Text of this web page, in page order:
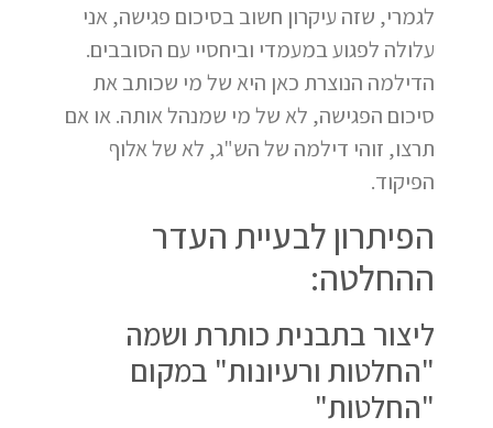
לגמרי, שזה עיקרון חשוב בסיכום פגישה, אני
עלולה לפגוע במעמדי וביחסיי עם הסובבים.
הדילמה הנוצרת כאן היא של מי שכותב את
סיכום הפגישה, לא של מי שמנהל אותה. או אם
תרצו, זוהי דילמה של הש"ג, לא של אלוף
הפיקוד.
הפיתרון לבעיית העדר
ההחלטה:
ליצור בתבנית כותרת ושמה
"החלטות ורעיונות" במקום
"החלטות"